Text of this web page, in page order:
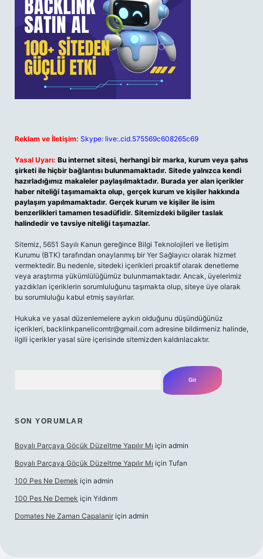
Reklam ve İletişim: Skype: live:.cid.575569c608265c69
Yasal Uyarı: Bu internet sitesi, herhangi bir marka, kurum veya şahıs
şirketi ile hiçbir bağlantısı bulunmamaktadır. Sitede yalnızca kendi
hazırladığımız makaleler paylaşılmaktadır. Burada yer alan içerikler
haber niteliği taşımamakta olup, gerçek kurum ve kişiler hakkında
paylaşım yapılmamaktadır. Gerçek kurum ve kişiler ile isim
benzerlikleri tamamen tesadüfidir. Sitemizdeki bilgiler taslak
halindedir ve tavsiye niteliği taşımazlar.
Sitemiz, 5651 Sayılı Kanun gereğince Bilgi Teknolojileri ve İletişim
Kurumu (BTK) tarafından onaylanmış bir Yer Sağlayıcı olarak hizmet
vermektedir. Bu nedenle, sitedeki içerikleri proaktif olarak denetleme
veya araştırma yükümlülüğümüz bulunmamaktadır. Ancak, üyelerimiz
yazdıkları içeriklerin sorumluluğunu taşımakta olup, siteye üye olarak
bu sorumluluğu kabul etmiş sayılırlar.
Hukuka ve yasal düzenlemelere aykırı olduğunu düşündüğünüz
içerikleri, backlinkpanelicomtr@gmail.com adresine bildirmeniz halinde,
ilgili içerikler yasal süre içerisinde sitemizden kaldırılacaktır.
SON YORUMLAR
Boyalı Parçaya Göçük Düzeltme Yapılır Mı için admin
Boyalı Parçaya Göçük Düzeltme Yapılır Mı için Tufan
100 Pes Ne Demek için admin
100 Pes Ne Demek için Yıldırım
Domates Ne Zaman Capalanir için admin